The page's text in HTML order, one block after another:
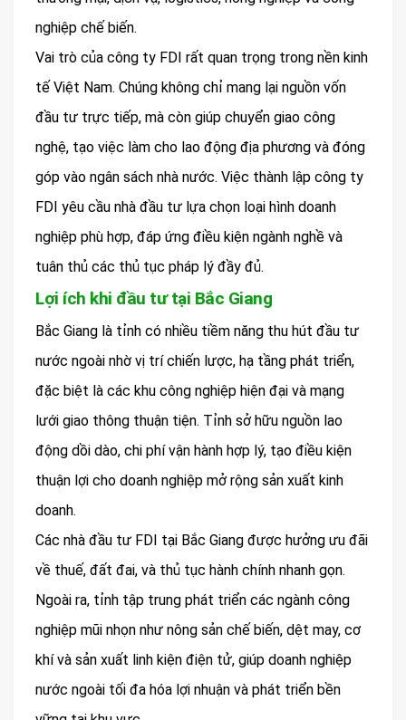
nghiệp chế biến.
Vai trò của công ty FDI rất quan trọng trong nền kinh
tế Việt Nam. Chúng không chỉ mang lại nguồn vốn
đầu tư trực tiếp, mà còn giúp chuyển giao công
nghệ, tạo việc làm cho lao động địa phương và đóng
góp vào ngân sách nhà nước. Việc thành lập công ty
FDI yêu cầu nhà đầu tư lựa chọn loại hình doanh
nghiệp phù hợp, đáp ứng điều kiện ngành nghề và
tuân thủ các thủ tục pháp lý đầy đủ.
Lợi ích khi đầu tư tại Bắc Giang
Bắc Giang là tỉnh có nhiều tiềm năng thu hút đầu tư
nước ngoài nhờ vị trí chiến lược, hạ tầng phát triển,
đặc biệt là các khu công nghiệp hiện đại và mạng
lưới giao thông thuận tiện. Tỉnh sở hữu nguồn lao
động dồi dào, chi phí vận hành hợp lý, tạo điều kiện
thuận lợi cho doanh nghiệp mở rộng sản xuất kinh
doanh.
Các nhà đầu tư FDI tại Bắc Giang được hưởng ưu đãi
về thuế, đất đai, và thủ tục hành chính nhanh gọn.
Ngoài ra, tỉnh tập trung phát triển các ngành công
nghiệp mũi nhọn như nông sản chế biến, dệt may, cơ
khí và sản xuất linh kiện điện tử, giúp doanh nghiệp
nước ngoài tối đa hóa lợi nhuận và phát triển bền